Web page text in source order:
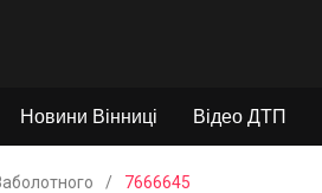
Новини Вінниці Відео ДТП
/ 7666645